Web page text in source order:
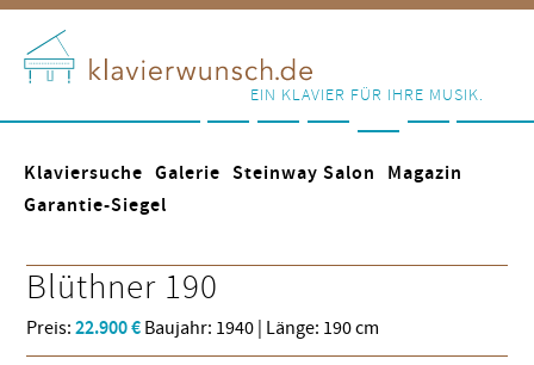
EIN KLAVIER FÜR IHRE MUSIK.
Klaviersuche Galerie Steinway Salon
Magazin
Garantie-Siegel
Blüthner 190
Preis:22.900 € Baujahr: 1940 | Länge: 190 cm